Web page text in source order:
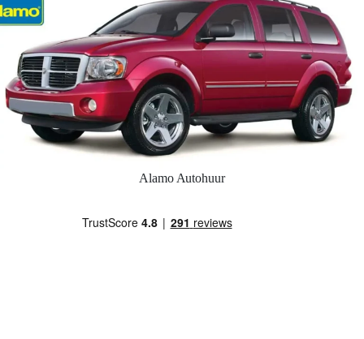
Alamo Autohuur